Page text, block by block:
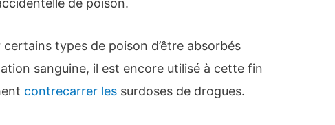
de poison.
certains types de poison d’être absorbés
sanguine, il est encore utilisé à cette fin
contrecarrer les surdoses de drogues.